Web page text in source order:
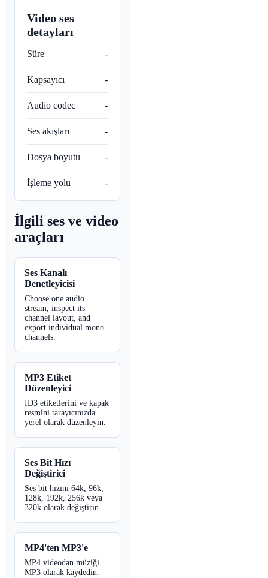
Video ses
detayları
Süre -
Kapsayıcı -
Audio codec -
Ses akışları -
Dosya boyutu -
İşleme yolu -
İlgili ses ve video
araçları
Ses Kanalı
Denetleyicisi
Choose one audio
stream, inspect its
channel layout, and
export individual mono
channels.
MP3 Etiket
Düzenleyici
ID3 etiketlerini ve kapak
resmini tarayıcınızda
yerel olarak düzenleyin.
Ses Bit Hızı
Değiştirici
Ses bit hızını 64k, 96k,
128k, 192k, 256k veya
320k olarak değiştirin.
MP4'ten MP3'e
MP4 videodan müziği
MP3 olarak kaydedin.